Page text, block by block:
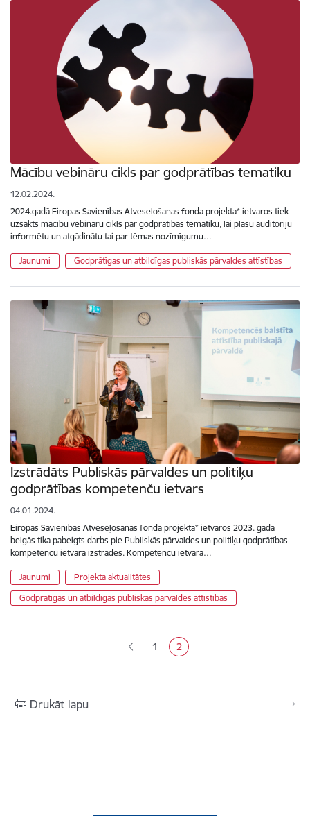
Mācību vebināru cikls par godprātības tematiku
12.02.2024.
2024.gadā Eiropas Savienības Atveseļošanas fonda projekta* ietvaros tiek
uzsākts mācību vebināru cikls par godprātības tematiku, lai plašu auditoriju
informētu un atgādinātu tai par tēmas nozīmīgumu…
Jaunumi Godprātīgas un atbildīgas publiskās pārvaldes attīstības
Izstrādāts Publiskās pārvaldes un politiķu
godprātības kompetenču ietvars
04.01.2024.
Eiropas Savienības Atveseļošanas fonda projekta* ietvaros 2023. gada
beigās tika pabeigts darbs pie Publiskās pārvaldes un politiķu godprātības
kompetenču ietvara izstrādes. Kompetenču ietvara…
Jaunumi
Projekta aktualitātes
Godprātīgas un atbildīgas publiskās pārvaldes attīstības
Lapa
1 Pašreizējā lapa
2
Drukāt lapu